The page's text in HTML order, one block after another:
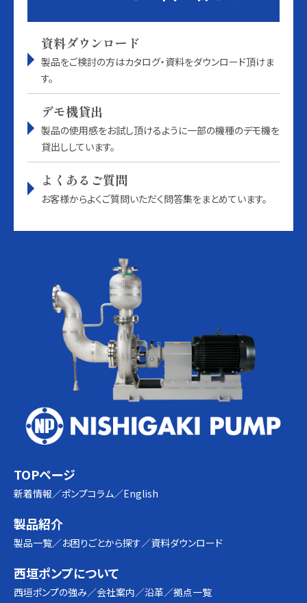
資料ダウンロード
製品をご検討の方はカタログ・資料をダウンロード頂けま
す。
デモ機貸出
製品の使用感をお試し頂けるように一部の機種のデモ機を
貸出ししています。
よくあるご質問
お客様からよくご質問いただく問答集をまとめています。
TOPページ
新着情報 ポンプコラム English
製品紹介
製品一覧 お困りごとから探す 資料ダウンロード
西垣ポンプについて
西垣ポンプの強み 会社案内 沿革 拠点一覧